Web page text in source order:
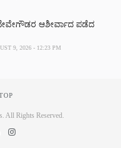
ಆಶೀರ್ವಾದ ಪಡೆದ
9, 2026 - 12:23 PM
All Rights Reserved.